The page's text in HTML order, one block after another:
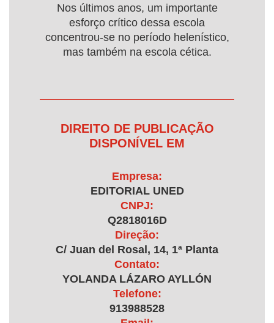
Nos últimos anos, um importante
esforço crítico dessa escola
concentrou-se no período helenístico,
mas também na escola cética.
DIREITO DE PUBLICAÇÃO
DISPONÍVEL EM
Empresa:
EDITORIAL UNED
CNPJ:
Q2818016D
Direção:
C/ Juan del Rosal, 14, 1ª Planta
Contato:
YOLANDA LÁZARO AYLLÓN
Telefone:
913988528